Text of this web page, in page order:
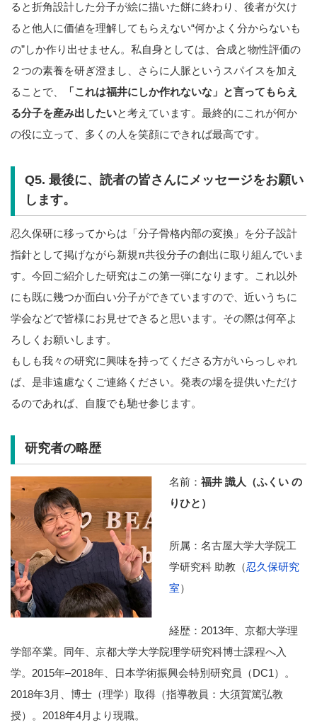
ると折角設計した分子が絵に描いた餅に終わり、後者が欠け
ると他人に価値を理解してもらえない“何かよく分からないも
の”しか作り出せません。私自身としては、合成と物性評価の
２つの素養を研ぎ澄まし、さらに人脈というスパイスを加え
ることで、
「これは福井にしか作れないな」と言ってもらえ
る分子を産み出したいと考えています。最終的にこれが何か
の役に立って、多くの人を笑顔にできれば最高です。
Q5. 最後に、読者の皆さんにメッセージをお願い
します。
忍久保研に移ってからは「分子骨格内部の変換」を分子設計
指針として掲げながら新規π共役分子の創出に取り組んでいま
す。今回ご紹介した研究はこの第一弾になります。これ以外
にも既に幾つか面白い分子ができていますので、近いうちに
学会などで皆様にお見せできると思います。その際は何卒よ
ろしくお願いします。
もしも我々の研究に興味を持ってくださる方がいらっしゃれ
ば、是非遠慮なくご連絡ください。発表の場を提供いただけ
るのであれば、自腹でも馳せ参じます。
研究者の略歴
名前： 福井 識人（ふくい の
りひと）
所属：名古屋大学大学院工
学研究科 助教（忍久保研究
室）
経歴：2013年、京都大学理
学部卒業。同年、京都大学大学院理学研究科博士課程へ入
学。2015年–2018年、日本学術振興会特別研究員（DC1）。
2018年3月、博士（理学）取得（指導教員：大須賀篤弘教
授）。2018年4月より現職。